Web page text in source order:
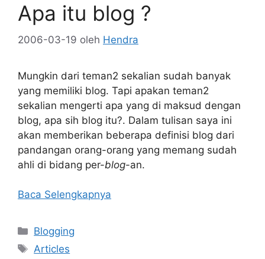
Apa itu blog ?
2006-03-19 oleh Hendra
Mungkin dari teman2 sekalian sudah banyak
yang memiliki blog. Tapi apakan teman2
sekalian mengerti apa yang di maksud dengan
blog, apa sih blog itu?. Dalam tulisan saya ini
akan memberikan beberapa definisi blog dari
pandangan orang-orang yang memang sudah
ahli di bidang per-blog-an.
Baca Selengkapnya
Kategori
Blogging
Tag
Articles